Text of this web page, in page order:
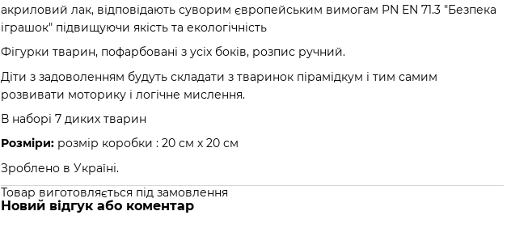
акриловий лак, відповідають суворим європейським вимогам PN EN 71.3 "Безпека
іграшок" підвищуючи якість та екологічність
Фігурки тварин, пофарбовані з усіх боків, розпис ручний.
Діти з задоволенням будуть складати з тваринок пірамідкум і тим самим
розвивати моторику і логічне мислення.
В наборі 7 диких тварин
Розміри: розмір коробки : 20 см х 20 см
Зроблено в Україні.
Товар виготовляється під замовлення
Новий відгук або коментар